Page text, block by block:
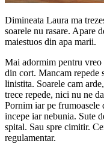
Dimineata Laura ma
soarele nu rasare. Apare
maiestuos din apa marii.
Mai adormim pentru vreo
din cort. Mancam repede
linistita. Soarele cam
trece repede, nici nu ne
Pornim iar pe
incepe iar nebunia. Sute
spital. Sau spre cimitir.
regulamentar.